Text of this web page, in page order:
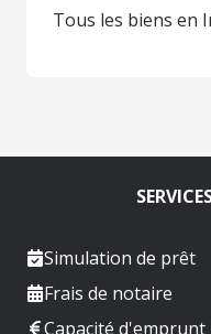
Tous les biens en
Simulation de prêt
Frais de notaire
Capacité d'emprunt